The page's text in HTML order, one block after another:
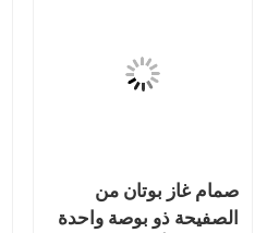
أشرطة فيديو
جولة في المعمل
صمام غاز بوتان من
الصفيحة ذو بوصة واحدة